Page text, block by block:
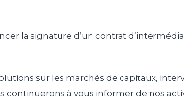
la signature d’un contrat
sur les marchés de capitaux,
continuerons à vous informer de nos